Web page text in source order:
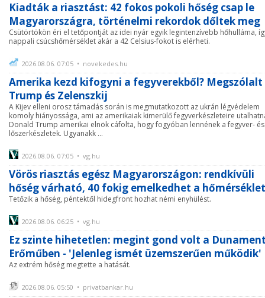
Kiadták a riasztást: 42 fokos pokoli hőség csap le
Magyarországra, történelmi rekordok dőltek meg
Csütörtökön éri el tetőpontját az idei nyár egyik legintenzívebb hőhulláma,
nappali csúcshőmérséklet akár a 42 Celsius-fokot is elérheti.
2026.08.06. 07:05 • novekedes.hu
Amerika kezd kifogyni a fegyverekből? Megszólalt
Trump és Zelenszkij
A Kijev elleni orosz támadás során is megmutatkozott az ukrán légvédelem
komoly hiányossága, ami az amerikaiak kimerülő fegyverkészleteire
Donald Trump amerikai elnök cáfolta, hogy fogyóban lennének a fegyver- és
lőszerkészletek. Ugyanakk ...
2026.08.06. 07:05 • vg.hu
Vörös riasztás egész Magyarországon: rendkívüli
hőség várható, 40 fokig emelkedhet a hőmérséklet
Tetőzik a hőség, péntektől hidegfront hozhat némi enyhülést.
2026.08.06. 06:25 • vg.hu
Ez szinte hihetetlen: megint gond volt a
Erőműben - 'Jelenleg ismét üzemszerűen működik'
Az extrém hőség megtette a hatását.
2026.08.06. 05:50 • privatbankar.hu